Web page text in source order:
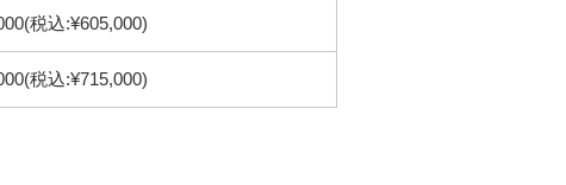
税込:¥605,000)
税込:¥715,000)